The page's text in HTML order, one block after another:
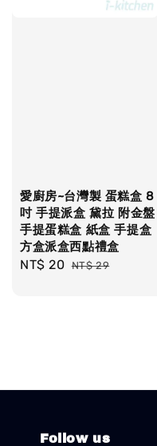
愛廚房~台灣製 蛋糕盒 8
吋 手提派盒 黛拉 附金盤
手提蛋糕盒 紙盒 手提盒
方盒派盒西點禮盒
Sale
NT$ 20 Regular
NT$ 29
Follow us